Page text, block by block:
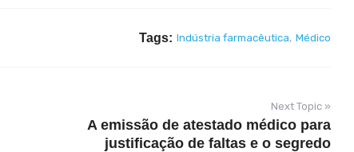
Tags: Indústria farmacêutica, Médico
Next Topic »
A emissão de atestado médico para
justificação de faltas e o segredo